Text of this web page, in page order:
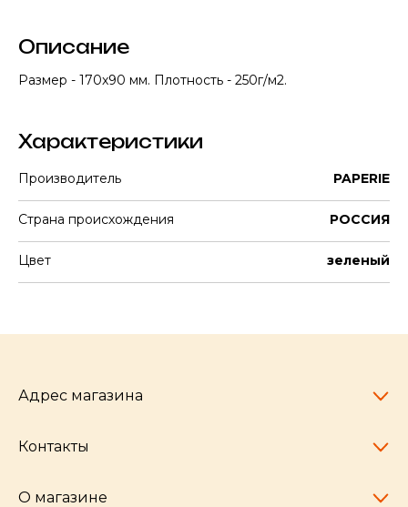
Описание
Размер - 170x90 мм. Плотность - 250г/м2.
Характеристики
Производитель PAPERIE
Страна происхождения РОССИЯ
Цвет зеленый
Адрес магазина
Челябинск,
Контакты
pocherkartshop@mail.ru
О магазине